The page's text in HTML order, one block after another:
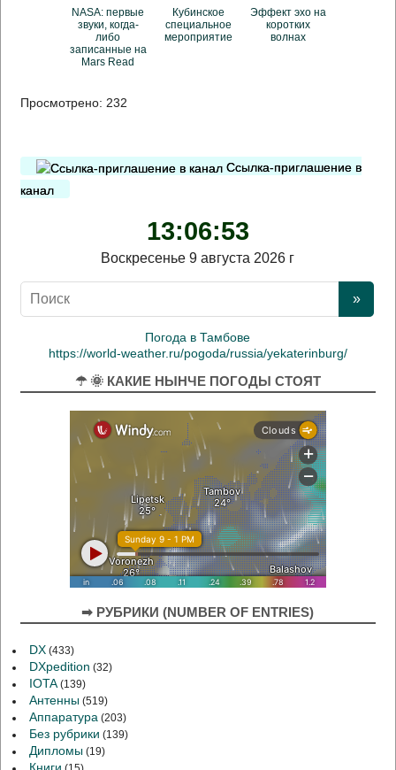
NASA: первые
звуки, когда-
либо
записанные на
Mars Read
Кубинское
специальное
мероприятие
Эффект эхо на
коротких
волнах
Просмотрено:232
Ссылка-приглашение в
канал
13:06:53
Воскресенье 9 августа 2026 г
Погода в Тамбове
https://world-weather.ru/pogoda/russia/yekaterinburg/
☂ 🌞 КАКИЕ НЫНЧЕ ПОГОДЫ СТОЯТ
➡ РУБРИКИ (NUMBER OF ENTRIES)
DX (433)
DXpedition (32)
IOTA(139)
Антенны (519)
Аппаратура (203)
Без рубрики (139)
Дипломы (19)